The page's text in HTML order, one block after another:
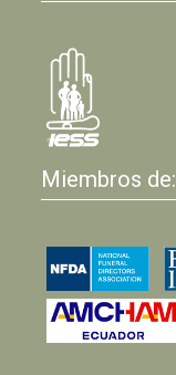
Miembros de: